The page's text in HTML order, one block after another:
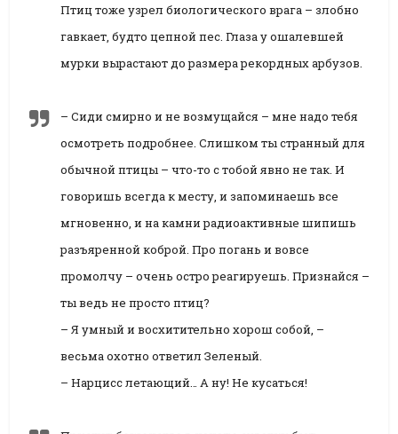
Птиц тоже узрел биологического врага – злобно
гавкает, будто цепной пес. Глаза у ошалевшей
мурки вырастают до размера рекордных арбузов.
– Сиди смирно и не возмущайся – мне надо тебя
осмотреть подробнее. Слишком ты странный для
обычной птицы – что-то с тобой явно не так. И
говоришь всегда к месту, и запоминаешь все
мгновенно, и на камни радиоактивные шипишь
разъяренной коброй. Про погань и вовсе
промолчу – очень остро реагируешь. Признайся –
ты ведь не просто птиц?
– Я умный и восхитительно хорош собой, –
весьма охотно ответил Зеленый.
– Нарцисс летающий… А ну! Не кусаться!